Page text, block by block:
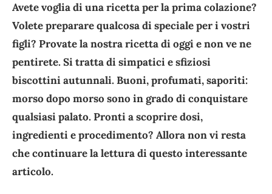
Avete voglia di una ricetta per la prima colazione?
Volete preparare qualcosa di speciale per i vostri
figli? Provate la nostra ricetta di oggi e non ve ne
pentirete. Si tratta di simpatici e sfiziosi
biscottini autunnali. Buoni, profumati, saporiti:
morso dopo morso sono in grado di conquistare
qualsiasi palato. Pronti a scoprire dosi,
ingredienti e procedimento? Allora non vi resta
che continuare la lettura di questo interessante
articolo.